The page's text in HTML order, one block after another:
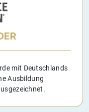
mit Deutschlands
Ausbildung